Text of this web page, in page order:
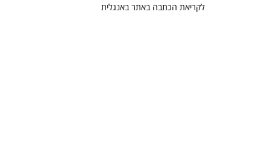
לקריאת הכתבה באתר באנגלית